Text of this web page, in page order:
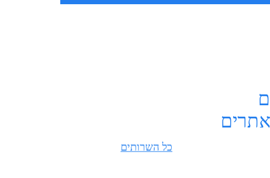
כל השרותים